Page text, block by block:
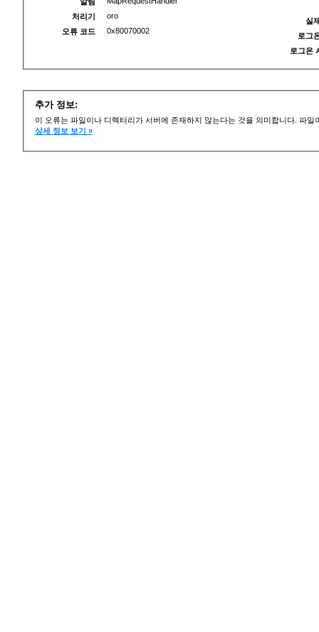
처리기
oro
오류 코드
0x80070002
실
로그
로그온
추가 정보:
이 오류는 파일이나 디렉터리가 서버에 존재하지 않는다는 것을 의미합니다. 파
상세 정보 보기 »